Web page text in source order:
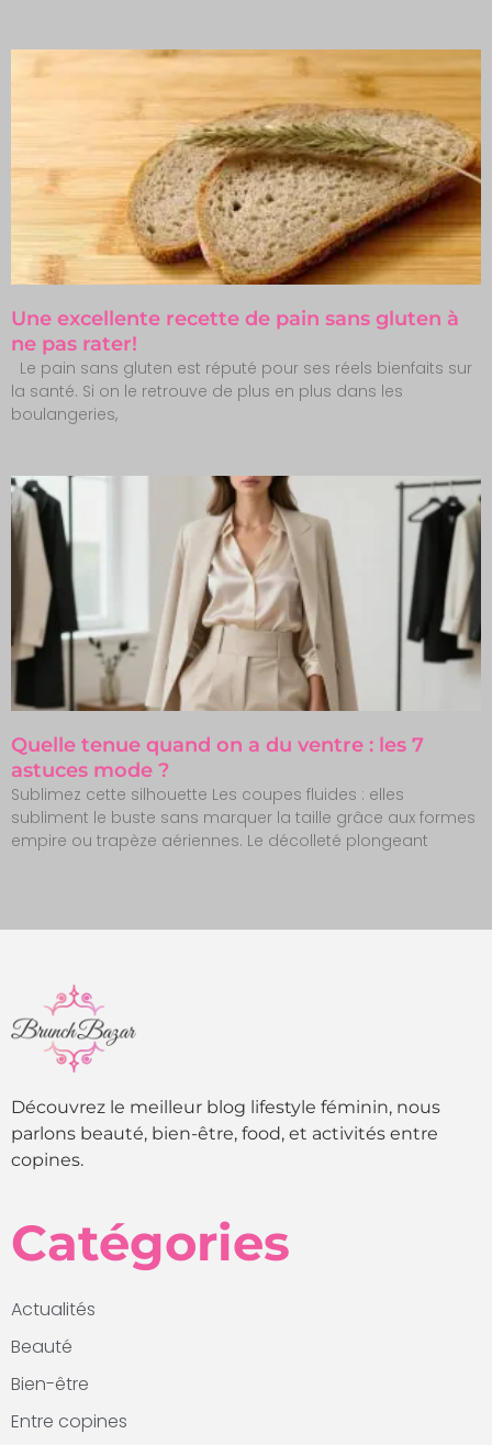
Une excellente recette de pain sans gluten à
ne pas rater!
Le pain sans gluten est réputé pour ses réels bienfaits sur
la santé. Si on le retrouve de plus en plus dans les
boulangeries,
Quelle tenue quand on a du ventre : les 7
astuces mode ?
Sublimez cette silhouette Les coupes fluides : elles
subliment le buste sans marquer la taille grâce aux formes
empire ou trapèze aériennes. Le décolleté plongeant
Découvrez le meilleur blog lifestyle féminin, nous
parlons beauté, bien-être, food, et activités entre
copines.
Catégories
Actualités
Beauté
Bien-être
Entre copines